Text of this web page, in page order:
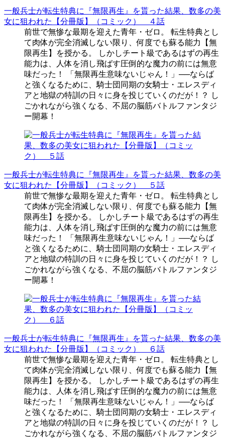
一般兵士が転生特典に『無限再生』を貰った結果、数多の美
女に狙われた【分冊版】（コミック） ４話
前世で無惨な最期を迎えた青年・ゼロ。 転生特典とし
て肉体が完全消滅しない限り、何度でも蘇る能力【無
限再生】を授かる。 しかしチート級であるはずの再生
能力は、人体を消し飛ばす圧倒的な魔力の前には無意
味だった！ 「無限再生意味ないじゃん！」──ならば
と強くなるために、騎士団同期の女騎士・エレスディ
アと地獄の特訓の日々に身を投じていくのだが！？ し
ごかれながら強くなる、不屈の脳筋バトルファンタジ
ー開幕！
一般兵士が転生特典に『無限再生』を貰った結果、数多の美
女に狙われた【分冊版】（コミック） ５話
前世で無惨な最期を迎えた青年・ゼロ。 転生特典とし
て肉体が完全消滅しない限り、何度でも蘇る能力【無
限再生】を授かる。 しかしチート級であるはずの再生
能力は、人体を消し飛ばす圧倒的な魔力の前には無意
味だった！ 「無限再生意味ないじゃん！」──ならば
と強くなるために、騎士団同期の女騎士・エレスディ
アと地獄の特訓の日々に身を投じていくのだが！？ し
ごかれながら強くなる、不屈の脳筋バトルファンタジ
ー開幕！
一般兵士が転生特典に『無限再生』を貰った結果、数多の美
女に狙われた【分冊版】（コミック） ６話
前世で無惨な最期を迎えた青年・ゼロ。 転生特典とし
て肉体が完全消滅しない限り、何度でも蘇る能力【無
限再生】を授かる。 しかしチート級であるはずの再生
能力は、人体を消し飛ばす圧倒的な魔力の前には無意
味だった！ 「無限再生意味ないじゃん！」──ならば
と強くなるために、騎士団同期の女騎士・エレスディ
アと地獄の特訓の日々に身を投じていくのだが！？ し
ごかれながら強くなる、不屈の脳筋バトルファンタジ